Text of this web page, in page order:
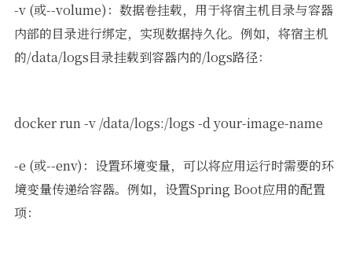
-v (或--volume)：数据卷挂载，用于将宿主机目录与容器
内部的目录进行绑定，实现数据持久化。例如，将宿主机
的/data/logs目录挂载到容器内的/logs路径：
docker run -v /data/logs:/logs -d your-image-name
-e (或--env)：设置环境变量，可以将应用运行时需要的环
境变量传递给容器。例如，设置Spring Boot应用的配置
项：